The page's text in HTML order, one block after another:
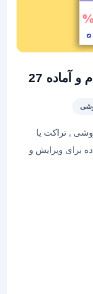
27
, تراکت یا
برای ویرایش و